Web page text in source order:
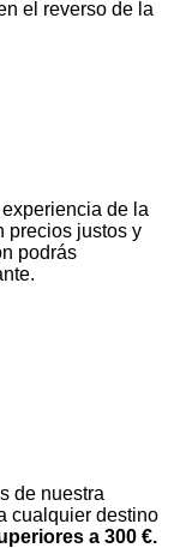
el reverso de la
de la
precios justos y
podrás
de nuestra
cualquier destino
a 300 €.